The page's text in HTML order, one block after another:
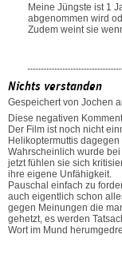
Meine Jüngste ist 1
abgenommen wird
Zudem weint sie
Nichts verstanden
Gespeichert von Jochen
Diese negativen
Der Film ist noch nicht
Helikoptermuttis dagegen
Wahrscheinlich wurde
jetzt fühlen sie sich
ihre eigene Unfähigkeit.
Pauschal einfach zu
auch eigentlich schon
gegen Meinungen die
gehetzt, es werden
Wort im Mund